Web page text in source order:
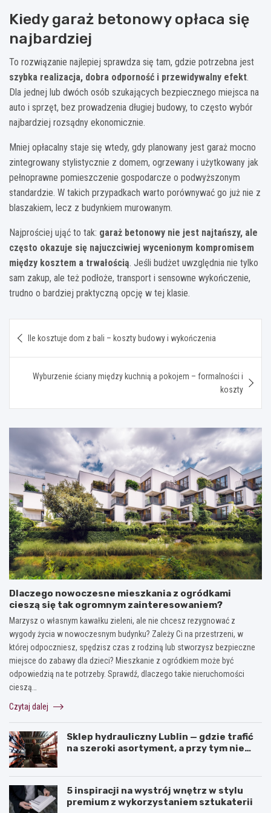
Kiedy garaż betonowy opłaca się
najbardziej
To rozwiązanie najlepiej sprawdza się tam, gdzie potrzebna jest
szybka realizacja, dobra odporność i przewidywalny efekt.
Dla jednej lub dwóch osób szukających bezpiecznego miejsca na
auto i sprzęt, bez prowadzenia długiej budowy, to często wybór
najbardziej rozsądny ekonomicznie.
Mniej opłacalny staje się wtedy, gdy planowany jest garaż mocno
zintegrowany stylistycznie z domem, ogrzewany i użytkowany jak
pełnoprawne pomieszczenie gospodarcze o podwyższonym
standardzie. W takich przypadkach warto porównywać go już nie z
blaszakiem, lecz z budynkiem murowanym.
Najprościej ująć to tak: garaż betonowy nie jest najtańszy, ale
często okazuje się najuczciwiej wycenionym kompromisem
między kosztem a trwałością. Jeśli budżet uwzględnia nie tylko
sam zakup, ale też podłoże, transport i sensowne wykończenie,
trudno o bardziej praktyczną opcję w tej klasie.
wpisu
Ile kosztuje dom z bali – koszty budowy i wykończenia
Wyburzenie ściany między kuchnią a pokojem – formalności i
koszty
Dlaczego nowoczesne mieszkania z ogródkami
cieszą się tak ogromnym zainteresowaniem?
Marzysz o własnym kawałku zieleni, ale nie chcesz rezygnować z
wygody życia w nowoczesnym budynku? Zależy Ci na przestrzeni, w
której odpoczniesz, spędzisz czas z rodziną lub stworzysz bezpieczne
miejsce do zabawy dla dzieci? Mieszkanie z ogródkiem może być
odpowiedzią na te potrzeby. Sprawdź, dlaczego takie nieruchomości
cieszą…
Czytaj dalej
Sklep hydrauliczny Lublin — gdzie trafić
na szeroki asortyment, a przy tym nie
5 inspiracji na wystrój wnętrz w stylu
premium z wykorzystaniem sztukaterii